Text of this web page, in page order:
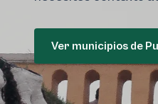
Ver municipios de